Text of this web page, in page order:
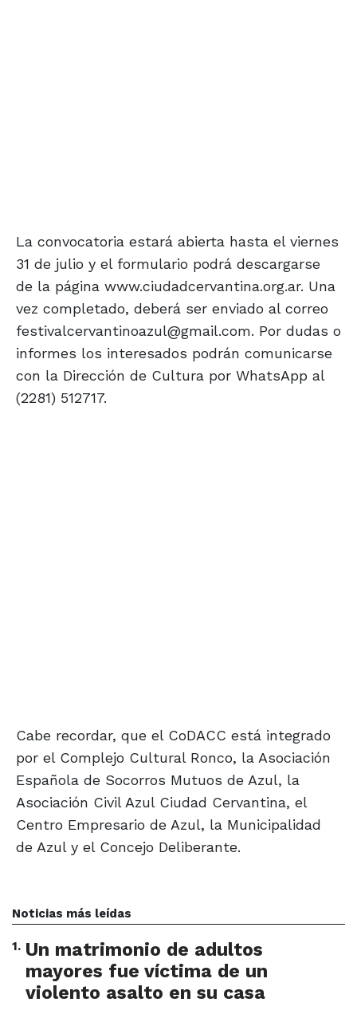
La convocatoria estará abierta hasta el viernes
31 de julio y el formulario podrá descargarse
de la página www.ciudadcervantina.org.ar. Una
vez completado, deberá ser enviado al correo
festivalcervantinoazul@gmail.com. Por dudas o
informes los interesados podrán comunicarse
con la Dirección de Cultura por WhatsApp al
(2281) 512717.
Cabe recordar, que el CoDACC está integrado
por el Complejo Cultural Ronco, la Asociación
Española de Socorros Mutuos de Azul, la
Asociación Civil Azul Ciudad Cervantina, el
Centro Empresario de Azul, la Municipalidad
de Azul y el Concejo Deliberante.
Noticias más leídas
1. Un matrimonio de adultos
mayores fue víctima de un
violento asalto en su casa